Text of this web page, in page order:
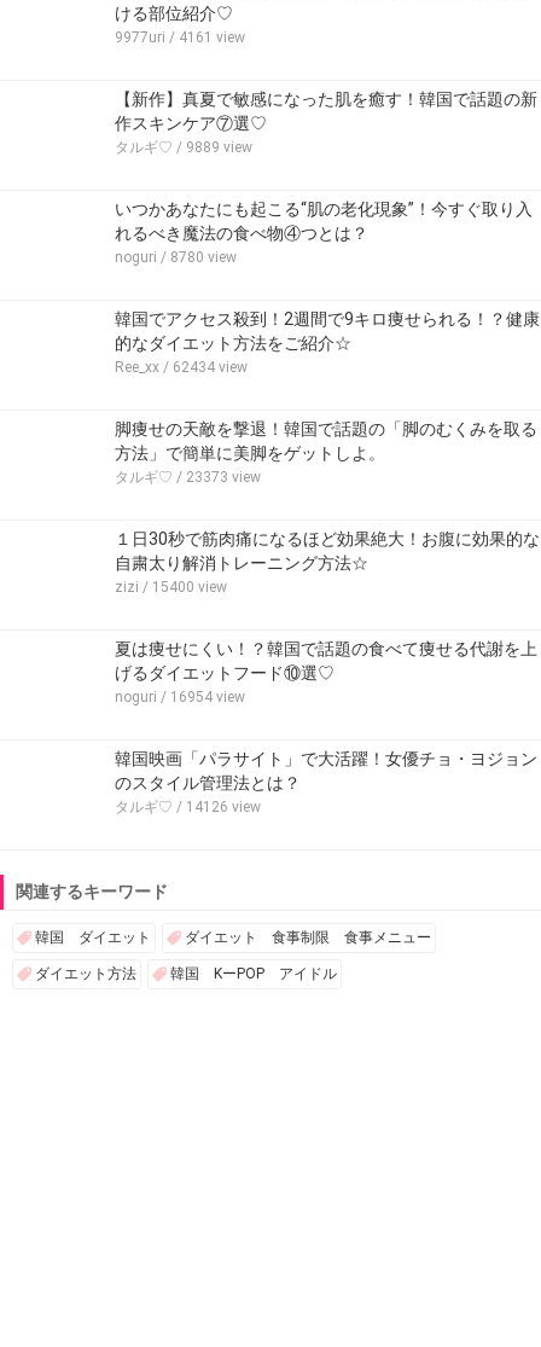
ける部位紹介♡
9977uri / 4161 view
【新作】真夏で敏感になった肌を癒す！韓国で話題の新
作スキンケア⑦選♡
タルギ♡ / 9889 view
いつかあなたにも起こる“肌の老化現象”！今すぐ取り入
れるべき魔法の食べ物④つとは？
noguri / 8780 view
韓国でアクセス殺到！2週間で9キロ痩せられる！？健康
的なダイエット方法をご紹介☆
Ree_xx / 62434 view
脚痩せの天敵を撃退！韓国で話題の「脚のむくみを取る
方法」で簡単に美脚をゲットしよ。
タルギ♡ / 23373 view
１日30秒で筋肉痛になるほど効果絶大！お腹に効果的な
自粛太り解消トレーニング方法☆
zizi / 15400 view
夏は痩せにくい！？韓国で話題の食べて痩せる代謝を上
げるダイエットフード⑩選♡
noguri / 16954 view
韓国映画「パラサイト」で大活躍！女優チョ・ヨジョン
のスタイル管理法とは？
タルギ♡ / 14126 view
関連するキーワード
韓国 ダイエット ダイエット 食事制限 食事メニュー
ダイエット方法 韓国 KーPOP アイドル